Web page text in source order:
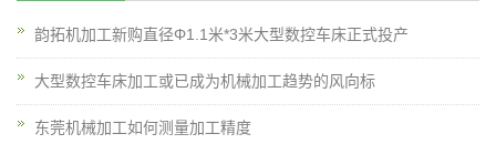
韵拓机加工新购直径Φ1.1米*3米大型数控车床正式投产
大型数控车床加工或已成为机械加工趋势的风向标
东莞机械加工如何测量加工精度